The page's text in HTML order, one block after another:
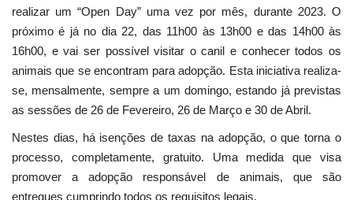
realizar um “Open Day” uma vez por mês, durante 2023. O
próximo é já no dia 22, das 11h00 às 13h00 e das 14h00 às
16h00, e vai ser possível visitar o canil e conhecer todos os
animais que se encontram para adopção. Esta iniciativa realiza-
se, mensalmente, sempre a um domingo, estando já previstas
as sessões de 26 de Fevereiro, 26 de Março e 30 de Abril.
Nestes dias, há isenções de taxas na adopção, o que torna o
processo, completamente, gratuito. Uma medida que visa
promover a adopção responsável de animais, que são
entregues cumprindo todos os requisitos legais.